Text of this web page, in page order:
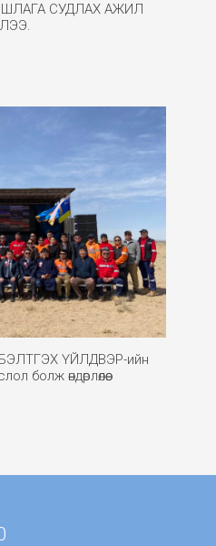
СУДЛАХ АЖИЛ
ҮЙЛДВЭР-ийн
болж өндөрлөлөө.